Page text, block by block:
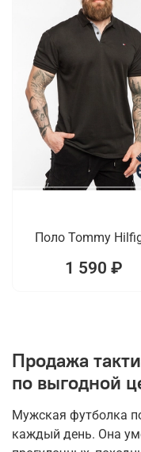
Поло Tommy
1 590 ₽
Продажа
по выгодной
Мужская футболка
каждый день. Она